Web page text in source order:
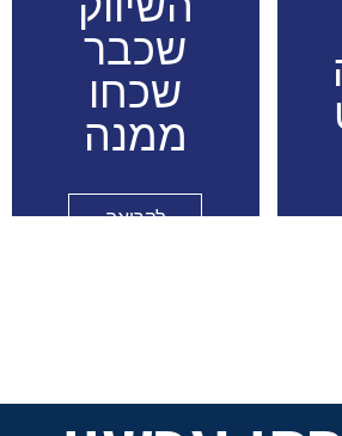
שכבר
שכחו
ממנה
לקריאה